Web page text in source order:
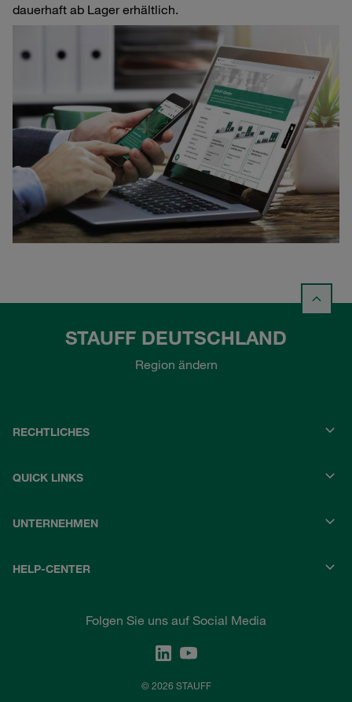
dauerhaft ab Lager erhältlich.
STAUFF DEUTSCHLAND
Region ändern
RECHTLICHES
QUICK LINKS
UNTERNEHMEN
HELP-CENTER
Folgen Sie uns auf Social Media
© 2026 STAUFF